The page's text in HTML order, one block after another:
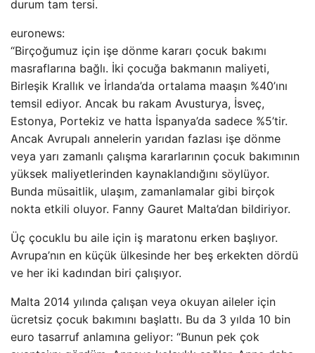
durum tam tersi.
euronews:
“Birçoğumuz için işe dönme kararı çocuk bakımı
masraflarına bağlı. İki çocuğa bakmanın maliyeti,
Birleşik Krallık ve İrlanda’da ortalama maaşın %40’ını
temsil ediyor. Ancak bu rakam Avusturya, İsveç,
Estonya, Portekiz ve hatta İspanya’da sadece %5’tir.
Ancak Avrupalı ​​annelerin yarıdan fazlası işe dönme
veya yarı zamanlı çalışma kararlarının çocuk bakımının
yüksek maliyetlerinden kaynaklandığını söylüyor.
Bunda müsaitlik, ulaşım, zamanlamalar gibi birçok
nokta etkili oluyor. Fanny Gauret Malta’dan bildiriyor.
Üç çocuklu bu aile için iş maratonu erken başlıyor.
Avrupa’nın en küçük ülkesinde her beş erkekten dördü
ve her iki kadından biri çalışıyor.
Malta 2014 yılında çalışan veya okuyan aileler için
ücretsiz çocuk bakımını başlattı. Bu da 3 yılda 10 bin
euro tasarruf anlamına geliyor: “Bunun pek çok